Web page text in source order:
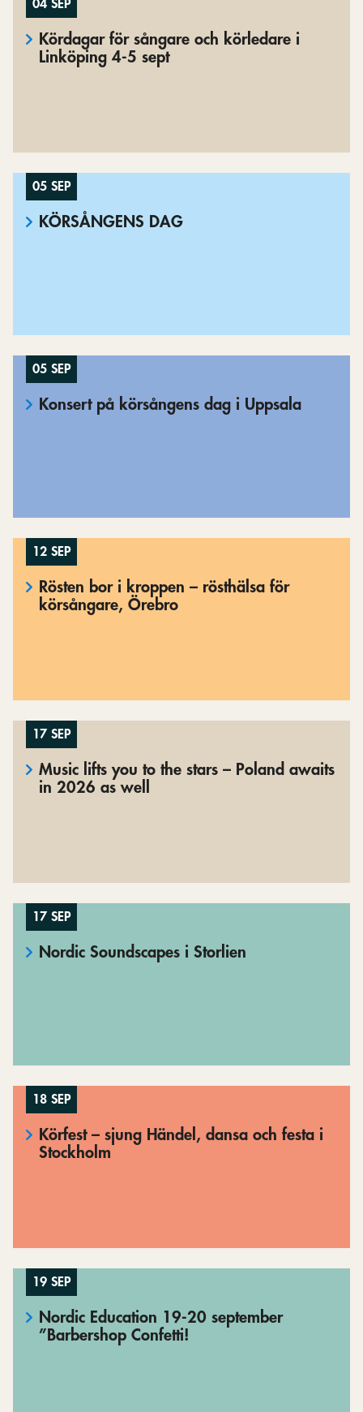
04 SEP
Kördagar för sångare och körledare i
Linköping 4-5 sept
05 SEP
KÖRSÅNGENS DAG
05 SEP
Konsert på körsångens dag i Uppsala
12 SEP
Rösten bor i kroppen – rösthälsa för
körsångare, Örebro
17 SEP
Music lifts you to the stars – Poland awaits
in 2026 as well
17 SEP
Nordic Soundscapes i Storlien
18 SEP
Körfest – sjung Händel, dansa och festa i
Stockholm
19 SEP
Nordic Education 19-20 september
”Barbershop Confetti!